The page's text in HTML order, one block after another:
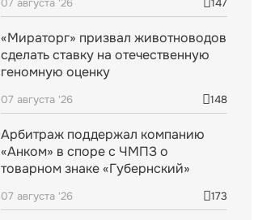
07 августа '26 147
«Мираторг» призвал животноводов
сделать ставку на отечественную
геномную оценку
07 августа '26 148
Арбитраж поддержал компанию
«Анком» в споре с ЧМПЗ о
товарном знаке «Губернский»
07 августа '26 173